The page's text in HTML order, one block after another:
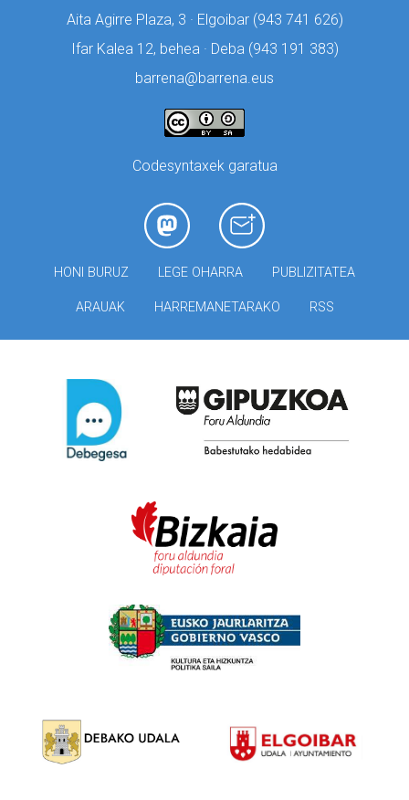
Aita Agirre Plaza, 3 · Elgoibar (943 741 626)
Ifar Kalea 12, behea · Deba (943 191 383)
barrena@barrena.eus
Codesyntaxek garatua
HONI BURUZ LEGE OHARRA PUBLIZITATEA
ARAUAK HARREMANETARAKO RSS